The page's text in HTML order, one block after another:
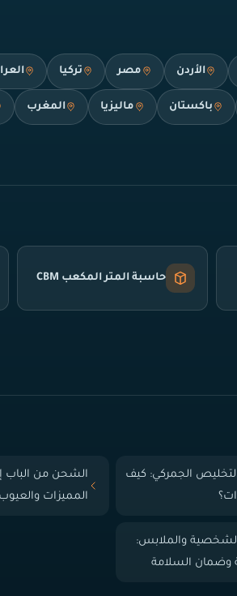
الأردن مصر تركيا
باكستان ماليزيا المغرب
حاسبة المتر المكعب CBM
الجمركي: كيف
المميزات والعيوب
والملابس:
وضمان السلامة